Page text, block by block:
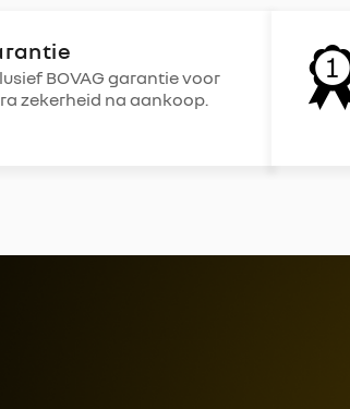
BOVAG garantie voor
zekerheid na aankoop.